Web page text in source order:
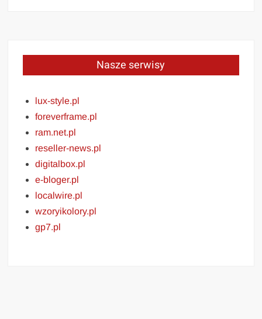
Nasze serwisy
lux-style.pl
foreverframe.pl
ram.net.pl
reseller-news.pl
digitalbox.pl
e-bloger.pl
localwire.pl
wzoryikolory.pl
gp7.pl